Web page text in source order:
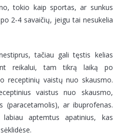
tokio kaip sportas, ar sunkus
2-4 savaičių, jeigu tai nesukelia
tačiau gali tęstis kelias
reikalui, tam tikrą laiką po
receptinių vaistų nuo skausmo.
vaistus nuo skausmo,
(paracetamolis), ar ibuprofenas.
labiau aptemtus apatinius, kas